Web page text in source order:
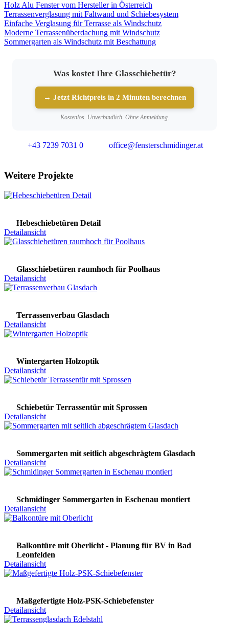
Holz Alu Fenster vom Hersteller in Österreich
Terrassenverglasung mit Faltwand und Schiebesystem
Einfache Verglasung für Terrasse als Windschutz
Moderne Terrassenüberdachung mit Windschutz
Sommergarten als Windschutz mit Beschattung
Was kostet Ihre Glasschiebetür?
→ Jetzt Richtpreis in 2 Minuten berechnen
Kostenlos. Unverbindlich. Ohne Anmeldung.
+43 7239 7031 0 office@fensterschmidinger.at
Weitere Projekte
Hebeschiebetüren Detail
Detailansicht
Glasschiebetüren raumhoch für Poolhaus
Detailansicht
Terrassenverbau Glasdach
Detailansicht
Wintergarten Holzoptik
Detailansicht
Schiebetür Terrassentür mit Sprossen
Detailansicht
Sommergarten mit seitlich abgeschrägtem Glasdach
Detailansicht
Schmidinger Sommergarten in Eschenau montiert
Detailansicht
Balkontüre mit Oberlicht - Planung für BV in Bad
Leonfelden
Detailansicht
Maßgefertigte Holz-PSK-Schiebefenster
Detailansicht